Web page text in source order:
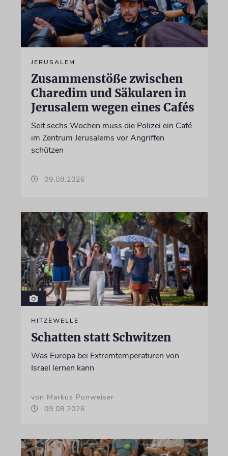
JERUSALEM
Zusammenstöße zwischen
Charedim und Säkularen in
Jerusalem wegen eines Cafés
Seit sechs Wochen muss die Polizei ein Café
im Zentrum Jerusalems vor Angriffen
schützen
09.08.2026
HITZEWELLE
Schatten statt Schwitzen
Was Europa bei Extremtemperaturen von
Israel lernen kann
von Markus Ponweiser
09.08.2026